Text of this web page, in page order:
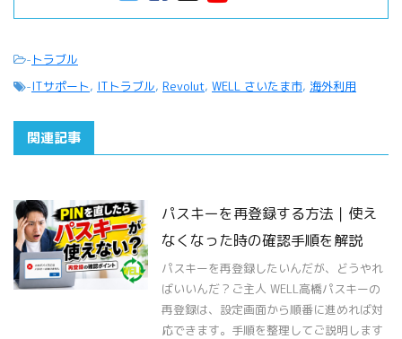
- トラブル
-ITサポート, ITトラブル, Revolut, WELL さいたま市, 海外利用
関連記事
パスキーを再登録する方法｜使え
なくなった時の確認手順を解説
パスキーを再登録したいんだが、どうやれ
ばいいんだ？ご主人 WELL高橋パスキーの
再登録は、設定画面から順番に進めれば対
応できます。手順を整理してご説明します